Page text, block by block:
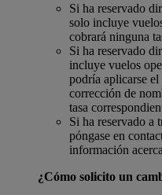
Si ha reservado
solo incluye
cobrará ninguna
Si ha reservado
incluye vuelos
podría aplicarse
corrección de
tasa
Si ha reservado a
póngase en
información
¿Cómo solicito un